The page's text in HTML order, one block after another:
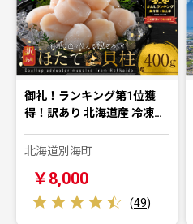
御礼！ランキング第1位獲
得！訳あり 北海道産 冷凍…
北海道別海町
￥8,000
(49)